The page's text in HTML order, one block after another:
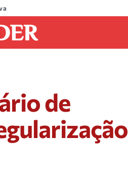
de